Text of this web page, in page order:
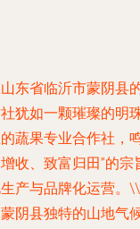
东省临沂市蒙阴县
犹如一颗璀璨的明
蔬果专业合作社，
收、致富归田”的
产与品牌化运营。
阴县独特的山地气